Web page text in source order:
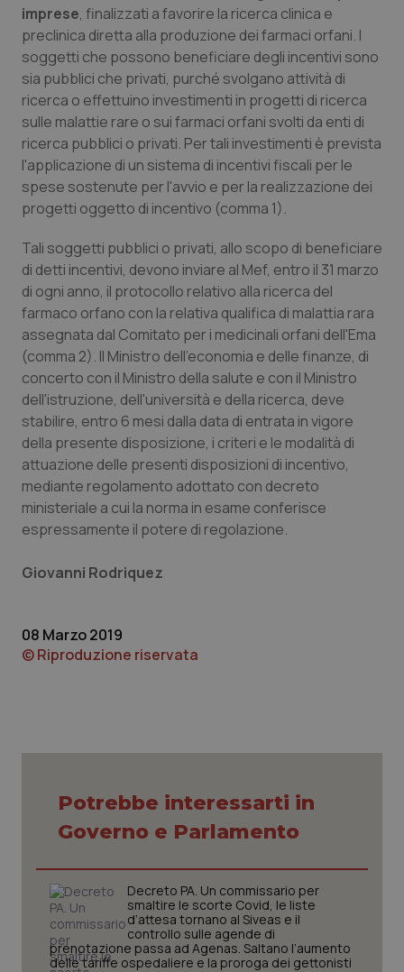
imprese, finalizzati a favorire la ricerca clinica e
preclinica diretta alla produzione dei farmaci orfani. I
soggetti che possono beneficiare degli incentivi sono
sia pubblici che privati, purché svolgano attività di
ricerca o effettuino investimenti in progetti di ricerca
sulle malattie rare o sui farmaci orfani svolti da enti di
ricerca pubblici o privati. Per tali investimenti è prevista
l'applicazione di un sistema di incentivi fiscali per le
spese sostenute per l'avvio e per la realizzazione dei
progetti oggetto di incentivo (comma 1).
Tali soggetti pubblici o privati, allo scopo di beneficiare
di detti incentivi, devono inviare al Mef, entro il 31 marzo
di ogni anno, il protocollo relativo alla ricerca del
farmaco orfano con la relativa qualifica di malattia rara
assegnata dal Comitato per i medicinali orfani dell'Ema
(comma 2). Il Ministro dell'economia e delle finanze, di
concerto con il Ministro della salute e con il Ministro
dell'istruzione, dell'università e della ricerca, deve
stabilire, entro 6 mesi dalla data di entrata in vigore
della presente disposizione, i criteri e le modalità di
attuazione delle presenti disposizioni di incentivo,
mediante regolamento adottato con decreto
ministeriale a cui la norma in esame conferisce
espressamente il potere di regolazione.
Giovanni Rodriquez
08 Marzo 2019
© Riproduzione riservata
Potrebbe interessarti in
Governo e Parlamento
Decreto PA. Un commissario per
smaltire le scorte Covid, le liste
d’attesa tornano al Siveas e il
controllo sulle agende di
prenotazione passa ad Agenas. Saltano l’aumento
delle tariffe ospedaliere e la proroga dei gettonisti
__Secure-
ROLLOUT_TOKEN
.youtube.com
settimane
ironfish-tracking-
named-enable
settimane
2 giorni